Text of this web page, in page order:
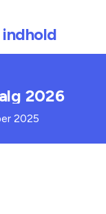
2026
2025